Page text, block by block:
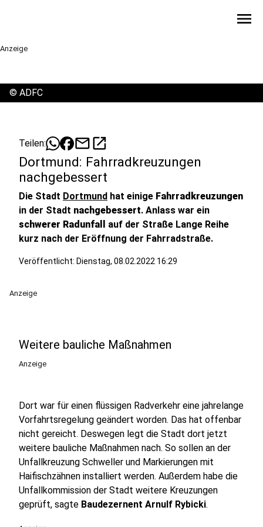
menu
Anzeige
© ADFC
Teilen: mailopen_in_new
Dortmund: Fahrradkreuzungen
nachgebessert
Die Stadt Dortmund hat einige Fahrradkreuzungen
in der Stadt nachgebessert. Anlass war ein
schwerer Radunfall
auf der Straße Lange Reihe
kurz nach der Eröffnung der Fahrradstraße.
Veröffentlicht: Dienstag, 08.02.2022 16:29
Anzeige
Weitere bauliche Maßnahmen
Anzeige
Dort war für einen flüssigen Radverkehr eine jahrelange
Vorfahrtsregelung geändert worden. Das hat offenbar
nicht gereicht. Deswegen legt die Stadt dort jetzt
weitere bauliche Maßnahmen nach. So sollen an der
Unfallkreuzung Schweller und Markierungen mit
Haifischzähnen installiert werden. Außerdem habe die
Unfallkommission der Stadt weitere Kreuzungen
geprüft, sagte Baudezernent Arnulf Rybicki.